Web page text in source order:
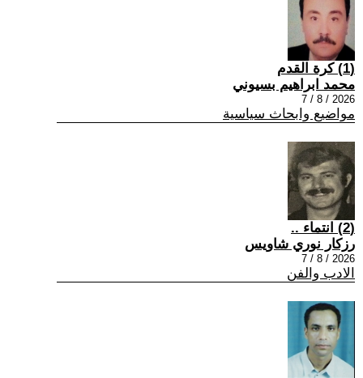
(1) كرة القدم
محمد ابراهيم بسيوني
2026 / 8 / 7
مواضيع وابحاث سياسية
(2) انتماء ..
رزكار نوري شاويس
2026 / 8 / 7
الادب والفن